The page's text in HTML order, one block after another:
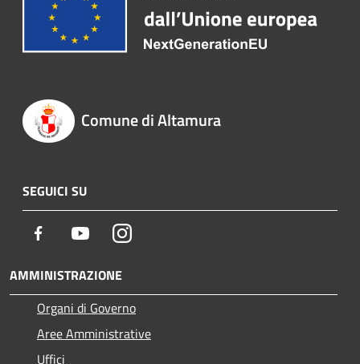
Comune di Altamura
SEGUICI SU
Facebook YoutubeInstagram
AMMINISTRAZIONE
Organi di Governo
Aree Amministrative
Uffici